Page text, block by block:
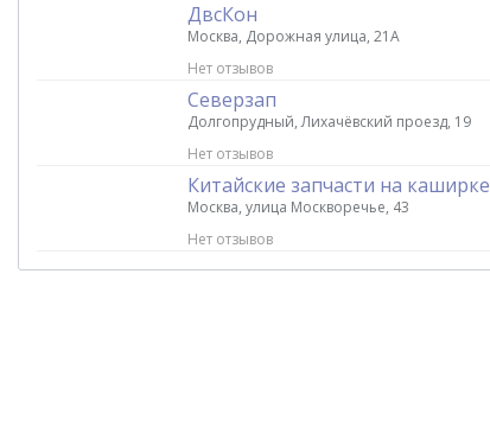
ДвсКон
Москва, Дорожная улица, 21А
Нет отзывов
Северзап
Долгопрудный, Лихачёвский проезд, 19
Нет отзывов
Китайские запчасти на каширке
Москва, улица Москворечье, 43
Нет отзывов